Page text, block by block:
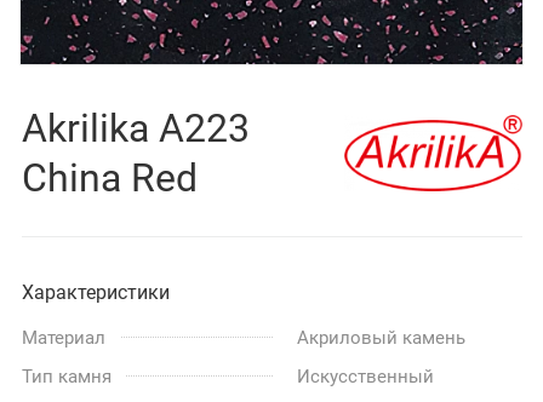
Akrilika A223
China Red
Характеристики
Материал
Акриловый камень
Тип камня
Искусственный